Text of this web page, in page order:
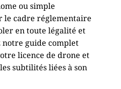
ou simple
le cadre réglementaire
en toute légalité et
notre guide complet
licence de drone et
subtilités liées à son